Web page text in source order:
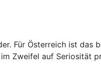
Für Österreich ist das
Zweifel auf Seriosität